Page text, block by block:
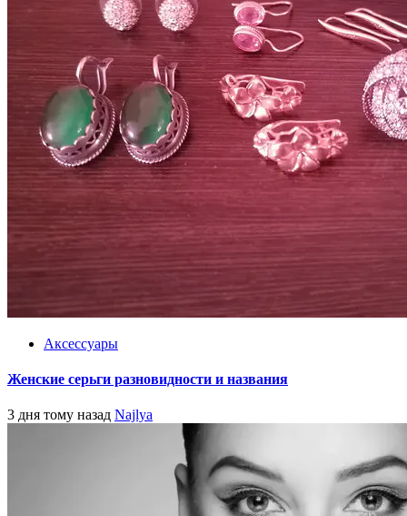
Аксессуары
Женские серьги разновидности и названия
3 дня тому назад Najlya